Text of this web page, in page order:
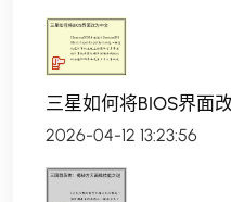
三星如何将BIOS界面
2026-04-12 13:23:56